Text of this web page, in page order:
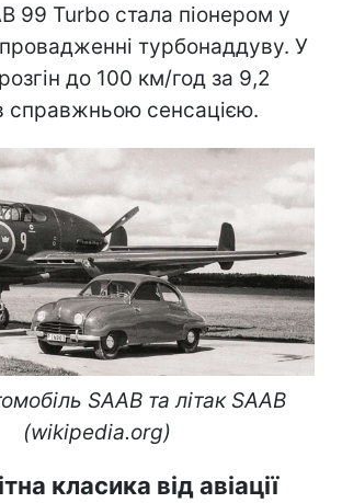
99 Turbo стала піонером у
турбонаддуву. У
розгін до 100 км/год за 9,2
справжньою сенсацією.
SAAB та літак SAAB
(wikipedia.org)
класика від авіації